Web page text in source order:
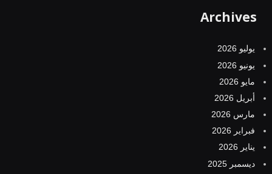
Archives
يوليو 2026
يونيو 2026
مايو 2026
أبريل 2026
مارس 2026
فبراير 2026
يناير 2026
ديسمبر 2025